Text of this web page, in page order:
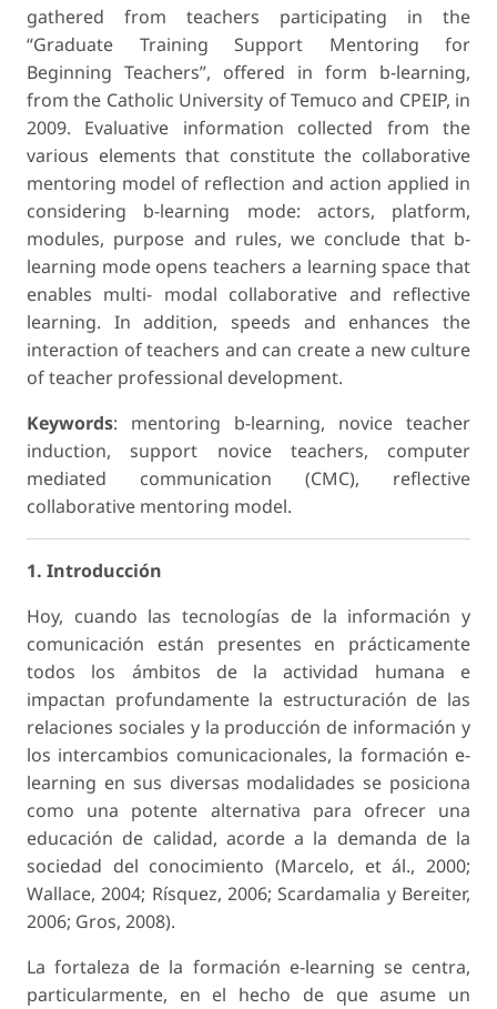
gathered from teachers participating in the
“Graduate Training Support Mentoring for
Beginning Teachers”, offered in form b-learning,
from the Catholic University of Temuco and CPEIP, in
2009. Evaluative information collected from the
various elements that constitute the collaborative
mentoring model of reflection and action applied in
considering b-learning mode: actors, platform,
modules, purpose and rules, we conclude that b-
learning mode opens teachers a learning space that
enables multi- modal collaborative and reflective
learning. In addition, speeds and enhances the
interaction of teachers and can create a new culture
of teacher professional development.
Keywords: mentoring b-learning, novice teacher
induction, support novice teachers, computer
mediated communication (CMC), reflective
collaborative mentoring model.
1. Introducción
Hoy, cuando las tecnologías de la información y
comunicación están presentes en prácticamente
todos los ámbitos de la actividad humana e
impactan profundamente la estructuración de las
relaciones sociales y la producción de información y
los intercambios comunicacionales, la formación e-
learning en sus diversas modalidades se posiciona
como una potente alternativa para ofrecer una
educación de calidad, acorde a la demanda de la
sociedad del conocimiento (Marcelo, et ál., 2000;
Wallace, 2004; Rísquez, 2006; Scardamalia y Bereiter,
2006; Gros, 2008).
La fortaleza de la formación e-learning se centra,
particularmente, en el hecho de que asume un